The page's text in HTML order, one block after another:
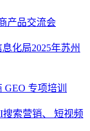
产品交流会
化局2025年苏州
专项培训
索营销、 短视频